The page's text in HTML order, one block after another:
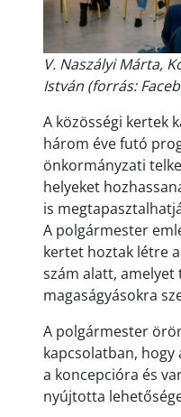
V. Naszályi Márta,
István (forrás:
A közösségi kertek
három éve futó
önkormányzati
helyeket
is
A polgármester
kertet hoztak létre
szám alatt, amelyet
magaságyásokra
A polgármester
kapcsolatban,
a koncepcióra és
nyújtotta